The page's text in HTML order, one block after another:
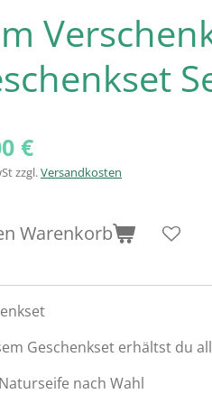
€
zzgl.Versandkosten
Warenkorb
Geschenkset erhältst du
nach Wahl